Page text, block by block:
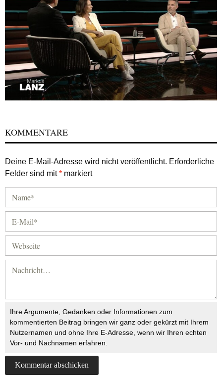
KOMMENTARE
Deine E-Mail-Adresse wird nicht veröffentlicht. Erforderliche
Felder sind mit* markiert
Ihre Argumente, Gedanken oder Informationen zum
kommentierten Beitrag bringen wir ganz oder gekürzt mit Ihrem
Nutzernamen und ohne Ihre E-Adresse, wenn wir Ihren echten
Vor- und Nachnamen erfahren.